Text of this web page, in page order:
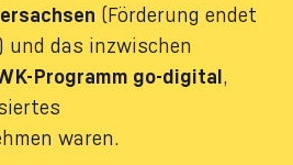
(Förderung endet
und das inzwischen
Programm go-digital,
waren.